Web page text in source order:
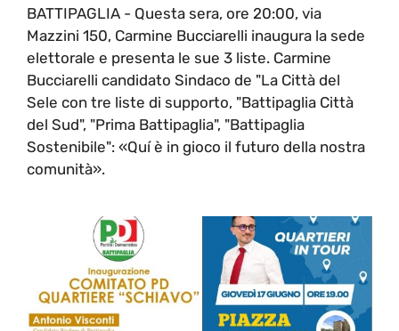
BATTIPAGLIA - Questa sera, ore 20:00, via
Mazzini 150, Carmine Bucciarelli inaugura la sede
elettorale e presenta le sue 3 liste. Carmine
Bucciarelli candidato Sindaco de "La Città del
Sele con tre liste di supporto, "Battipaglia Città
del Sud", "Prima Battipaglia", "Battipaglia
Sostenibile": «Quí è in gioco il futuro della nostra
comunità».